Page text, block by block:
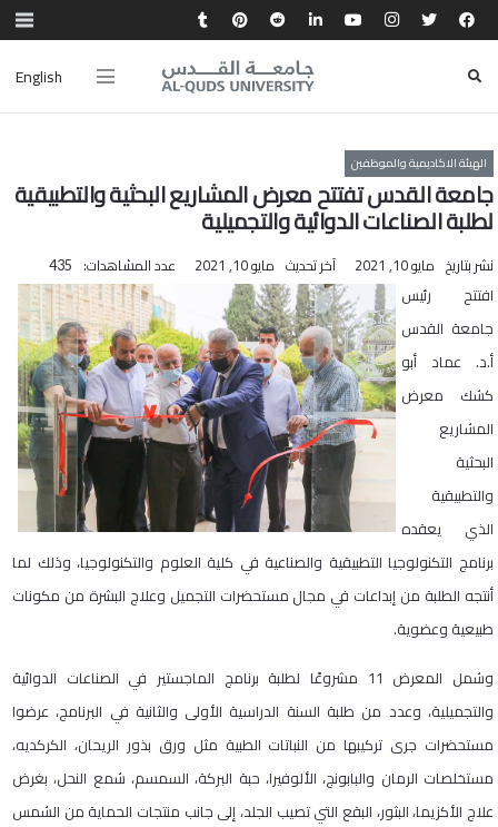
English
الهيئة الاكاديمية والموظفين
جامعة القدس تفتتح معرض المشاريع البحثية والتطبيقية
لطلبة الصناعات الدوائية والتجميلية
نشر بتاريخ مايو 10, 2021 آخر تحديث مايو 10, 2021 عدد المشاهدات: 435
افتتح رئيس
جامعة القدس
أ.د. عماد أبو
كشك معرض
المشاريع
البحثية
والتطبيقية
الذي يعقده
برنامج التكنولوجيا التطبيقية والصناعية في كلية العلوم والتكنولوجيا، وذلك لما
أنتجه الطلبة من إبداعات في مجال مستحضرات التجميل وعلاج البشرة من مكونات
طبيعية وعضوية.
وشمل المعرض 11 مشروعًا لطلبة برنامج الماجستير في الصناعات الدوائية
والتجميلية، وعدد من طلبة السنة الدراسية الأولى والثانية في البرنامج، عرضوا
مستحضرات جرى تركيبها من النباتات الطبية مثل ورق بذور الريحان، الكركديه،
مستخلصات الرمان والبابونج، الألوفيرا، حبة البركة، السمسم، شمع النحل، بغرض
علاج الأكزيما، البثور، البقع التي تصيب الجلد، إلى جانب منتجات الحماية من الشمس